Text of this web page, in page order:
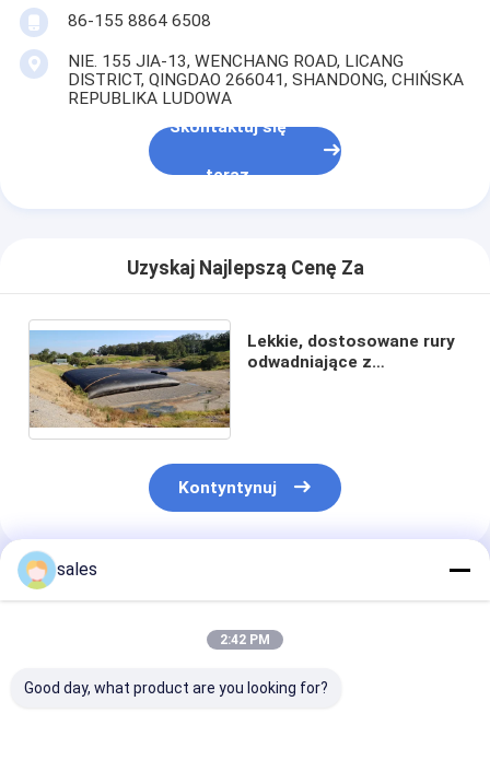
86-155 8864 6508
NIE. 155 JIA-13, WENCHANG ROAD, LICANG
DISTRICT, QINGDAO 266041, SHANDONG, CHIŃSKA
REPUBLIKA LUDOWA
Skontaktuj się
teraz
Uzyskaj Najlepszą Cenę Za
Lekkie, dostosowane rury
odwadniające z
Kontyntynuj
Polecane Produkty
sales
2:42 PM
Good day, what product are you looking for?